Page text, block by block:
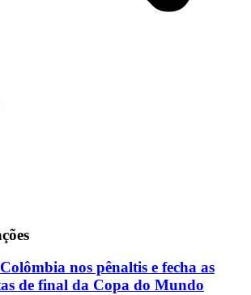
nos pênaltis e fecha as
de final da Copa do Mundo